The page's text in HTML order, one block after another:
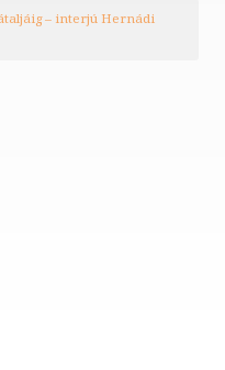
– interjú Hernádi